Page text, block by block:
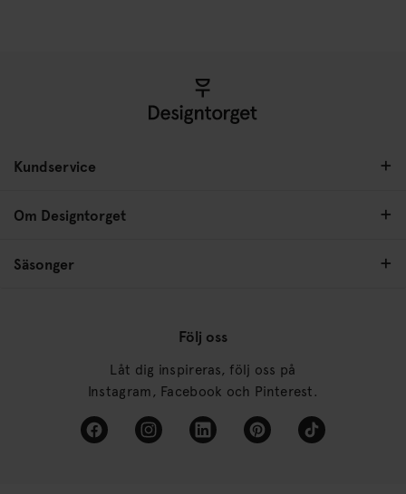
Kundservice
Om Designtorget
Säsonger
Följ oss
Låt dig inspireras, följ oss på
Instagram, Facebook och Pinterest.